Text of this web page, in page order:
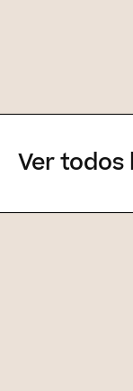
Ver